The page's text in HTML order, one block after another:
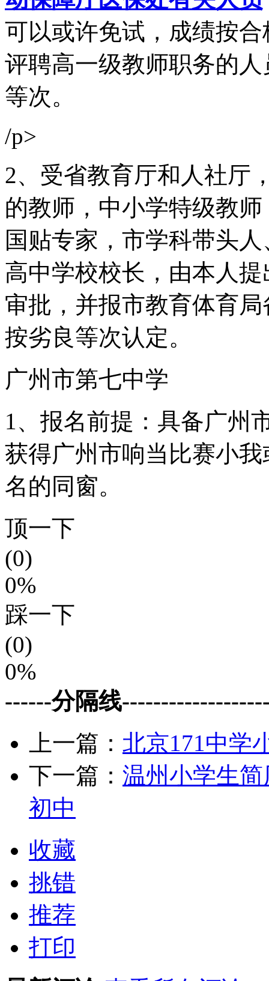
可以或许免试，成绩按
评聘高一级教师职务的
等次。
/p>
2、受省教育厅和人社厅
的教师，中小学特级教师
国贴专家，市学科带头
高中学校校长，由本人
审批，并报市教育体育
按劣良等次认定。
广州市第七中学
1、报名前提：具备广州
获得广州市响当比赛小
名的同窗。
顶一下
(0)
0%
踩一下
(0)
0%
------分隔线
上一篇： 北京171中学
下一篇： 温州小学生
初中
收藏
挑错
推荐
打印